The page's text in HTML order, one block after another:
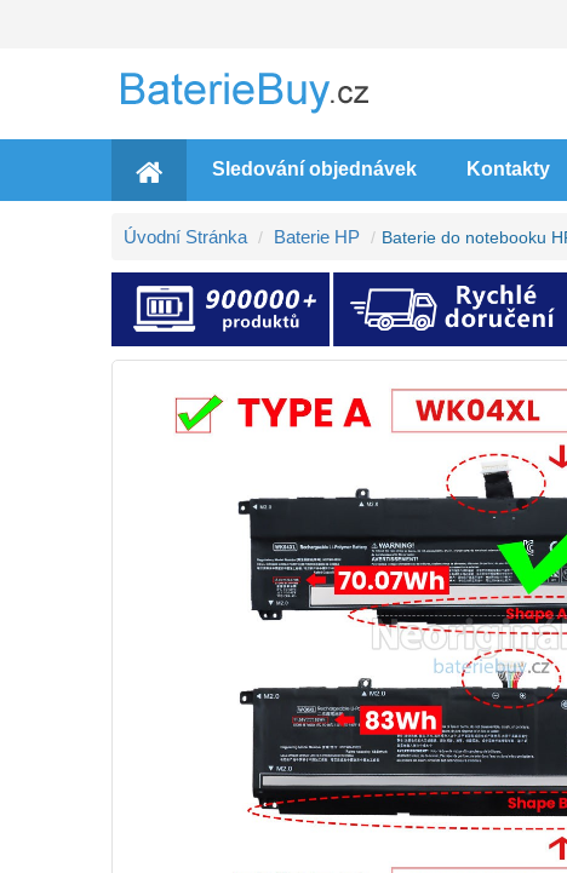
Sledování objednávek Kontakty
Úvodní Stránka Baterie HP Baterie do notebooku